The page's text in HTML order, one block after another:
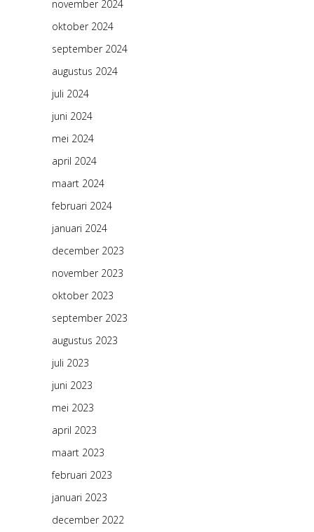
november 2024
oktober 2024
september 2024
augustus 2024
juli 2024
juni 2024
mei 2024
april 2024
maart 2024
februari 2024
januari 2024
december 2023
november 2023
oktober 2023
september 2023
augustus 2023
juli 2023
juni 2023
mei 2023
april 2023
maart 2023
februari 2023
januari 2023
december 2022